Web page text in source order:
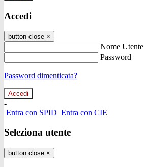
Accedi
button close ×
Nome Utente
Password
Password dimenticata?
-
Entra con SPID Entra con CIE
Seleziona utente
button close ×